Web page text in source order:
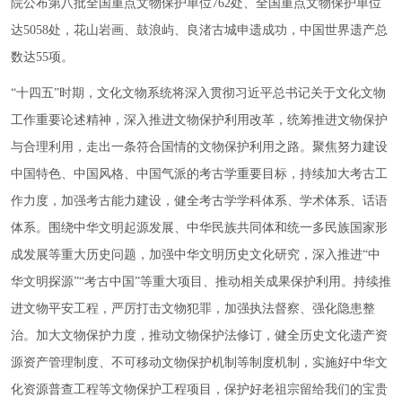
院公布第八批全国重点文物保护单位762处、全国重点文物保护单位
达5058处，花山岩画、鼓浪屿、良渚古城申遗成功，中国世界遗产总
数达55项。
“十四五”时期，文化文物系统将深入贯彻习近平总书记关于文化文物
工作重要论述精神，深入推进文物保护利用改革，统筹推进文物保护
与合理利用，走出一条符合国情的文物保护利用之路。聚焦努力建设
中国特色、中国风格、中国气派的考古学重要目标，持续加大考古工
作力度，加强考古能力建设，健全考古学学科体系、学术体系、话语
体系。围绕中华文明起源发展、中华民族共同体和统一多民族国家形
成发展等重大历史问题，加强中华文明历史文化研究，深入推进“中
华文明探源”“考古中国”等重大项目、推动相关成果保护利用。持续推
进文物平安工程，严厉打击文物犯罪，加强执法督察、强化隐患整
治。加大文物保护力度，推动文物保护法修订，健全历史文化遗产资
源资产管理制度、不可移动文物保护机制等制度机制，实施好中华文
化资源普查工程等文物保护工程项目，保护好老祖宗留给我们的宝贵